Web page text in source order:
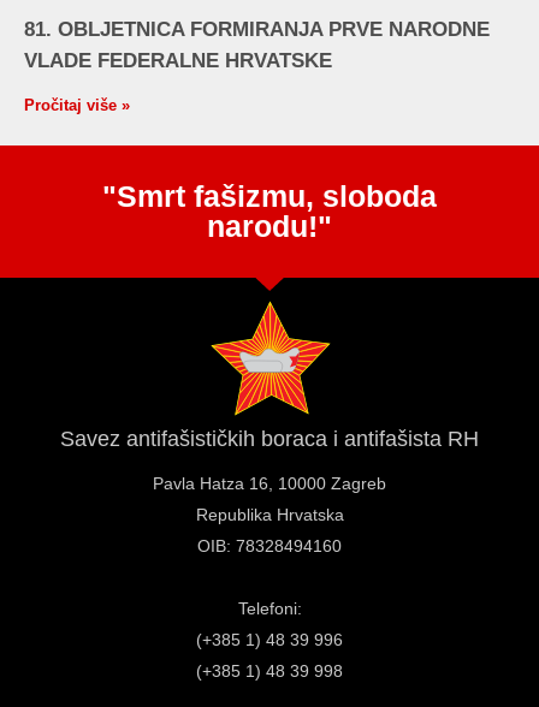
81. OBLJETNICA FORMIRANJA PRVE NARODNE
VLADE FEDERALNE HRVATSKE
Pročitaj više »
"Smrt fašizmu, sloboda
narodu!"
Savez antifašističkih boraca i antifašista RH
Pavla Hatza 16, 10000 Zagreb
Republika Hrvatska
OIB: 78328494160
Telefoni:
(+385 1) 48 39 996
(+385 1) 48 39 998